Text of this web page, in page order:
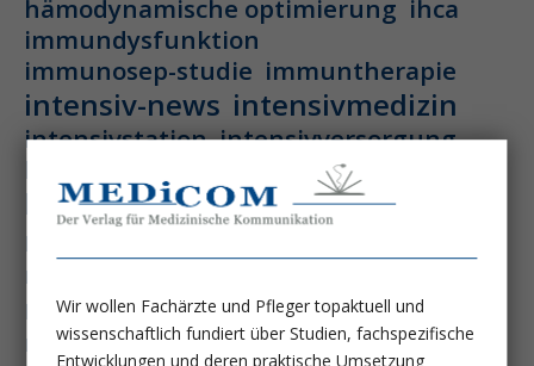
hämodynamische optimierung ihca
immundysfunktion
immunosep-studie immuntherapie
intensiv-news intensivmedizin
intensivstation intensivversorgung
kdigo-leitlinien
lebernekrose
leberzirrhose mangelernährung
masld
multiples myelom
nephro-news nephrologie
niereninsuffizienz nutrition
Wir wollen Fachärzte und Pfleger topaktuell und
wissenschaftlich fundiert über Studien, fachspezifische
Entwicklungen und deren praktische Umsetzung